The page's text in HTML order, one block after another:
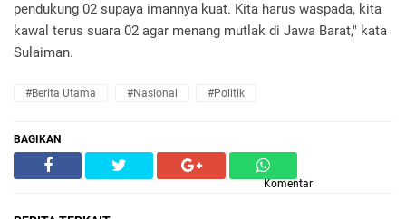
pendukung 02 supaya imannya kuat. Kita harus waspada, kita
kawal terus suara 02 agar menang mutlak di Jawa Barat," kata
Sulaiman.
#Berita Utama #Nasional #Politik
BAGIKAN
Komentar